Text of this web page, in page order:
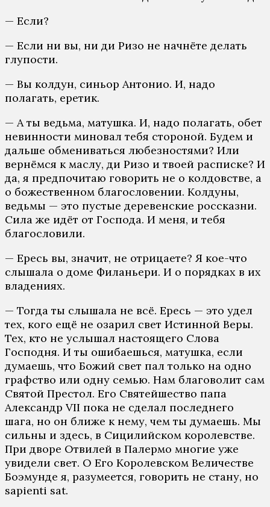
— Если?
— Если ни вы, ни ди Ризо не начнёте делать
глупости.
— Вы колдун, синьор Антонио. И, надо
полагать, еретик.
— А ты ведьма, матушка. И, надо полагать, обет
невинности миновал тебя стороной. Будем и
дальше обмениваться любезностями? Или
вернёмся к маслу, ди Ризо и твоей расписке? И
да, я предпочитаю говорить не о колдовстве, а
о божественном благословении. Колдуны,
ведьмы — это пустые деревенские россказни.
Сила же идёт от Господа. И меня, и тебя
благословили.
— Ересь вы, значит, не отрицаете? Я кое-что
слышала о доме Филаньери. И о порядках в их
владениях.
— Тогда ты слышала не всё. Ересь — это удел
тех, кого ещё не озарил свет Истинной Веры.
Тех, кто не услышал настоящего Слова
Господня. И ты ошибаешься, матушка, если
думаешь, что Божий свет пал только на одно
графство или одну семью. Нам благоволит сам
Святой Престол. Его Святейшество папа
Александр VII пока не сделал последнего
шага, но он ближе к нему, чем ты думаешь. Мы
сильны и здесь, в Сицилийском королевстве.
При дворе Отвилей в Палермо многие уже
увидели свет. О Его Королевском Величестве
Боэмунде я, разумеется, говорить не стану, но
sapienti sat.